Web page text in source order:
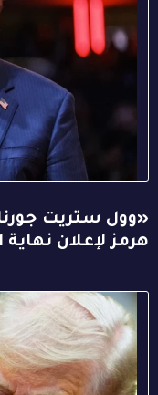
«وول ستريت
هرمز لإعلان